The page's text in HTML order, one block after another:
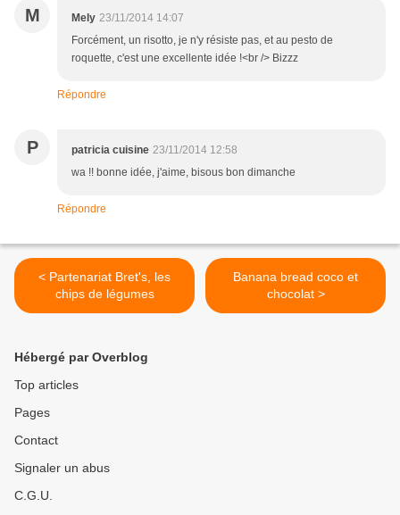
M Mely 23/11/2014 14:07
Forcément, un risotto, je n'y résiste pas, et au pesto de
roquette, c'est une excellente idée !<br /> Bizzz
Répondre
P patricia cuisine 23/11/2014 12:58
wa !! bonne idée, j'aime, bisous bon dimanche
Répondre
< Partenariat Bret's, les
chips de légumes
Banana bread coco et
chocolat >
Hébergé par Overblog
Top articles
Pages
Contact
Signaler un abus
C.G.U.